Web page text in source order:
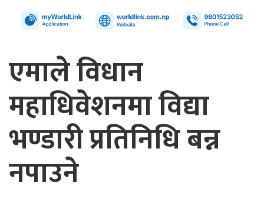
एमाले विधान
महाधिवेशनमा विद्या
भण्डारी प्रतिनिधि बन्न
नपाउने